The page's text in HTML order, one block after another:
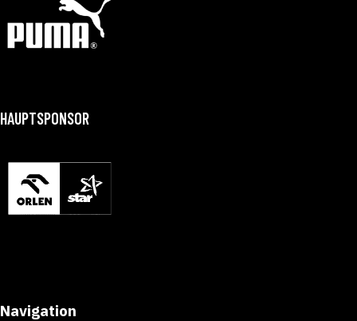
HAUPTSPONSOR
Navigation